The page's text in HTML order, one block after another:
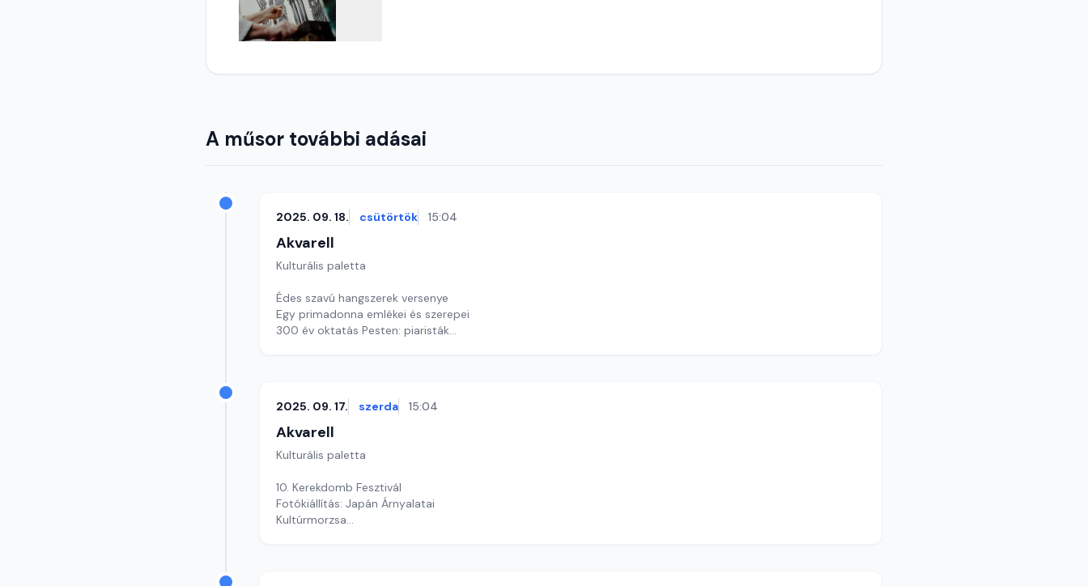
A műsor további adásai
2025. 09. 18. csütörtök 15:04
Akvarell
Kulturális paletta
Édes szavú hangszerek versenye
Egy primadonna emlékei és szerepei
300 év oktatás Pesten: piaristák
2025. 09. 17. szerda 15:04
Akvarell
Kulturális paletta
10. Kerekdomb Fesztivál
Fotókiállítás: Japán Árnyalatai
Kultúrmorzsa